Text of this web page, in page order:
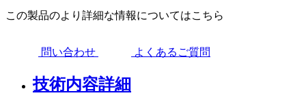
この製品のより詳細な情報についてはこちら
問い合わせ よくあるご質問
技術内容詳細